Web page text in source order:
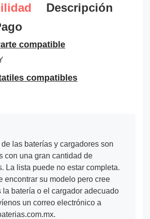
Descripción
compatible
compatibles
de las baterías y cargadores son
con una gran cantidad de
La lista puede no estar completa.
encontrar su modelo pero cree
la batería o el cargador adecuado
un correo electrónico a